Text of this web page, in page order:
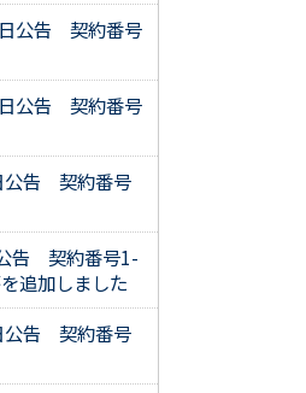
公告 契約番号
公告 契約番号
公告 契約番号
告 契約番号1-
追加しました
公告 契約番号